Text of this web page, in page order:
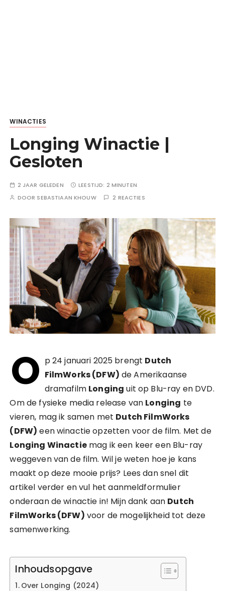
WINACTIES
Longing Winactie |
Gesloten
2 JAAR GELEDEN LEESTIJD: 2 MINUTEN
DOOR SEBASTIAAN KHOUW 2 REACTIES
O p 24 januari 2025 brengt Dutch
FilmWorks (DFW) de Amerikaanse
dramafilm Longing uit op Blu-ray en DVD.
Om de fysieke media release van Longing te
vieren, mag ik samen met Dutch FilmWorks
(DFW) een winactie opzetten voor de film. Met de
Longing Winactiemag ik een keer een Blu-ray
weggeven van de film. Wil je weten hoe je kans
maakt op deze mooie prijs? Lees dan snel dit
artikel verder en vul het aanmeldformulier
onderaan de winactie in! Mijn dank aan Dutch
FilmWorks (DFW) voor de mogelijkheid tot deze
samenwerking.
Inhoudsopgave
Over Longing (2024)